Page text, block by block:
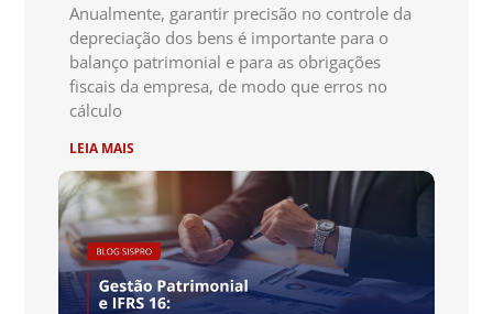
Anualmente, garantir precisão no controle da
depreciação dos bens é importante para o
balanço patrimonial e para as obrigações
fiscais da empresa, de modo que erros no
cálculo
LEIA MAIS